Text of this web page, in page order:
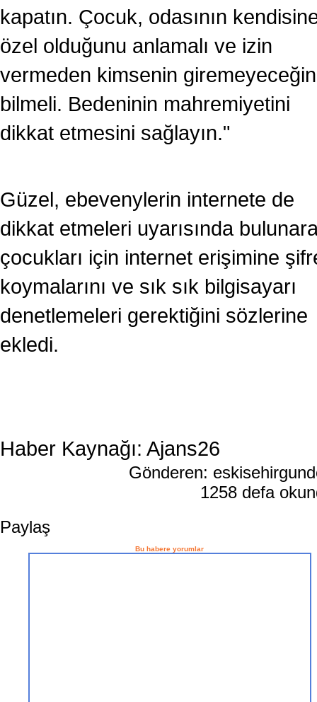
kapatın. Çocuk, odasının
özel olduğunu anlamalı ve izin
vermeden kimsenin
bilmeli. Bedeninin mahremiyetini
dikkat etmesini sağlayın."
Güzel, ebevenylerin internete de
dikkat etmeleri uyarısında
çocukları için internet erişimine
koymalarını ve sık sık bilgisayarı
denetlemeleri gerektiğini sözlerine
ekledi.
Haber Kaynağı: Ajans26
Gönderen:
1258 defa
Paylaş
Bu habere yorumlar